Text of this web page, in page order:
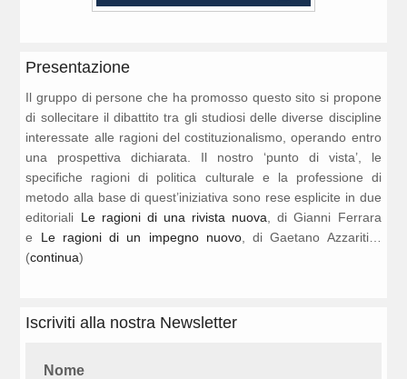
Presentazione
Il gruppo di persone che ha promosso questo sito si propone
di sollecitare il dibattito tra gli studiosi delle diverse discipline
interessate alle ragioni del costituzionalismo, operando entro
una prospettiva dichiarata. Il nostro ‘punto di vista’, le
specifiche ragioni di politica culturale e la professione di
metodo alla base di quest’iniziativa sono rese esplicite in due
editoriali Le ragioni di una rivista nuova , di Gianni Ferrara
e Le ragioni di un impegno nuovo, di Gaetano Azzariti…
(continua)
Iscriviti alla nostra Newsletter
Nome